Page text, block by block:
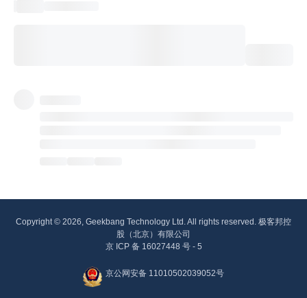
Copyright © 2026, Geekbang Technology Ltd. All rights reserved. 极客邦控
股（北京）有限公司
京 ICP 备 16027448 号 - 5
京公网安备 11010502039052号